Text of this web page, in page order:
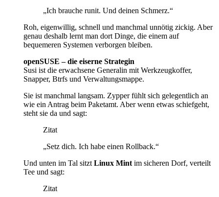
„Ich brauche runit. Und deinen Schmerz.“
Roh, eigenwillig, schnell und manchmal unnötig zickig. Aber
genau deshalb lernt man dort Dinge, die einem auf
bequemeren Systemen verborgen bleiben.
openSUSE – die eiserne Strategin
Susi ist die erwachsene Generalin mit Werkzeugkoffer,
Snapper, Btrfs und Verwaltungsmappe.
Sie ist manchmal langsam. Zypper fühlt sich gelegentlich an
wie ein Antrag beim Paketamt. Aber wenn etwas schiefgeht,
steht sie da und sagt:
Zitat
„Setz dich. Ich habe einen Rollback.“
Und unten im Tal sitzt Linux Mint im sicheren Dorf, verteilt
Tee und sagt:
Zitat